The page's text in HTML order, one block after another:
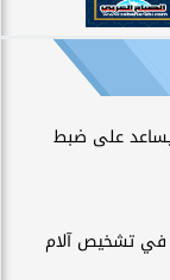
يساعد على ضبط
في تشخيص آلام